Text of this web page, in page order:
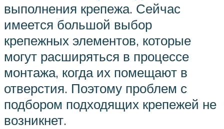
выполнения крепежа. Сейчас
имеется большой выбор
крепежных элементов, которые
могут расширяться в процессе
монтажа, когда их помещают в
отверстия. Поэтому проблем с
подбором подходящих крепежей не
возникнет.